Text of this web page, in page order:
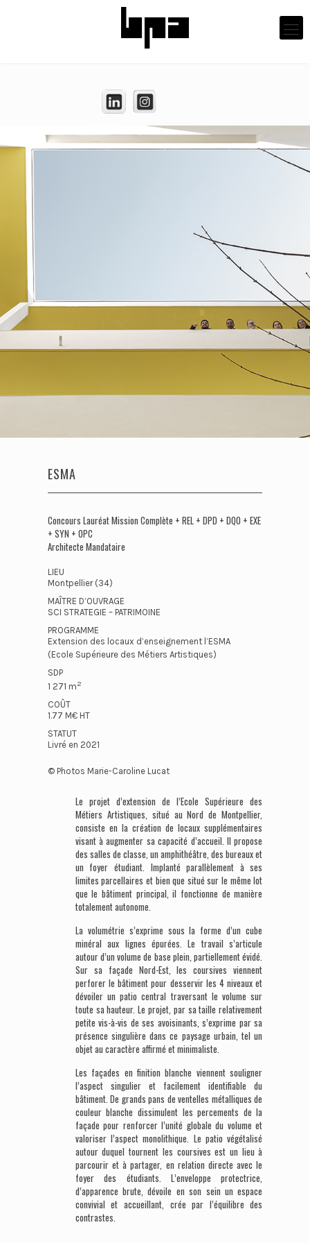
ESMA
Concours Lauréat Mission Complète + REL + DPD + DQO + EXE
+ SYN + OPC
Architecte Mandataire
LIEU
Montpellier (34)
MAÎTRE D’OUVRAGE
SCI STRATEGIE – PATRIMOINE
PROGRAMME
Extension des locaux d’enseignement l’ESMA
(Ecole Supérieure des Métiers Artistiques)
SDP
1 271 m2
COÛT
1.77 M€ HT
STATUT
Livré en 2021
© Photos Marie-Caroline Lucat
Le projet d’extension de l’Ecole Supérieure des
Métiers Artistiques, situé au Nord de Montpellier,
consiste en la création de locaux supplémentaires
visant à augmenter sa capacité d’accueil. Il propose
des salles de classe, un amphithéâtre, des bureaux et
un foyer étudiant. Implanté parallèlement à ses
limites parcellaires et bien que situé sur le même lot
que le bâtiment principal, il fonctionne de manière
totalement autonome.
La volumétrie s’exprime sous la forme d’un cube
minéral aux lignes épurées. Le travail s’articule
autour d’un volume de base plein, partiellement évidé.
Sur sa façade Nord-Est, les coursives viennent
perforer le bâtiment pour desservir les 4 niveaux et
dévoiler un patio central traversant le volume sur
toute sa hauteur. Le projet, par sa taille relativement
petite vis-à-vis de ses avoisinants, s’exprime par sa
présence singulière dans ce paysage urbain, tel un
objet au caractère affirmé et minimaliste.
Les façades en finition blanche viennent souligner
l’aspect singulier et facilement identifiable du
bâtiment. De grands pans de ventelles métalliques de
couleur blanche dissimulent les percements de la
façade pour renforcer l’unité globale du volume et
valoriser l’aspect monolithique. Le patio végétalisé
autour duquel tournent les coursives est un lieu à
parcourir et à partager, en relation directe avec le
foyer des étudiants. L’enveloppe protectrice,
d’apparence brute, dévoile en son sein un espace
convivial et accueillant, crée par l’équilibre des
contrastes.